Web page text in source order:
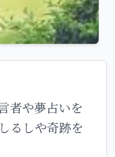
者や夢占いを
るしや奇跡を